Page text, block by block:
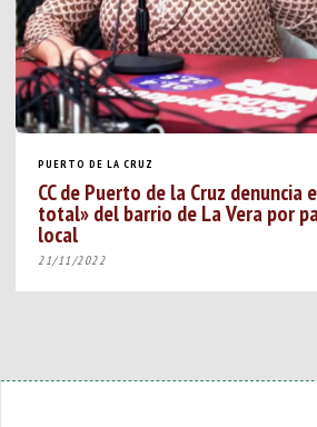
PUERTO DE LA CRUZ
CC de Puerto de la Cruz denuncia
total» del barrio de La Vera por
local
21/11/2022